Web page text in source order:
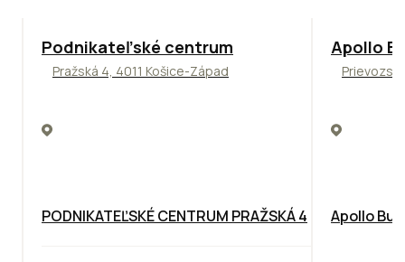
ODPORÚČAME
Podnikateľské centrum
Pražská 4, 4011 Košice-Západ
PODNIKATEĽSKÉ CENTRUM PRAŽSKÁ 4
TOP
Apollo
Apollo